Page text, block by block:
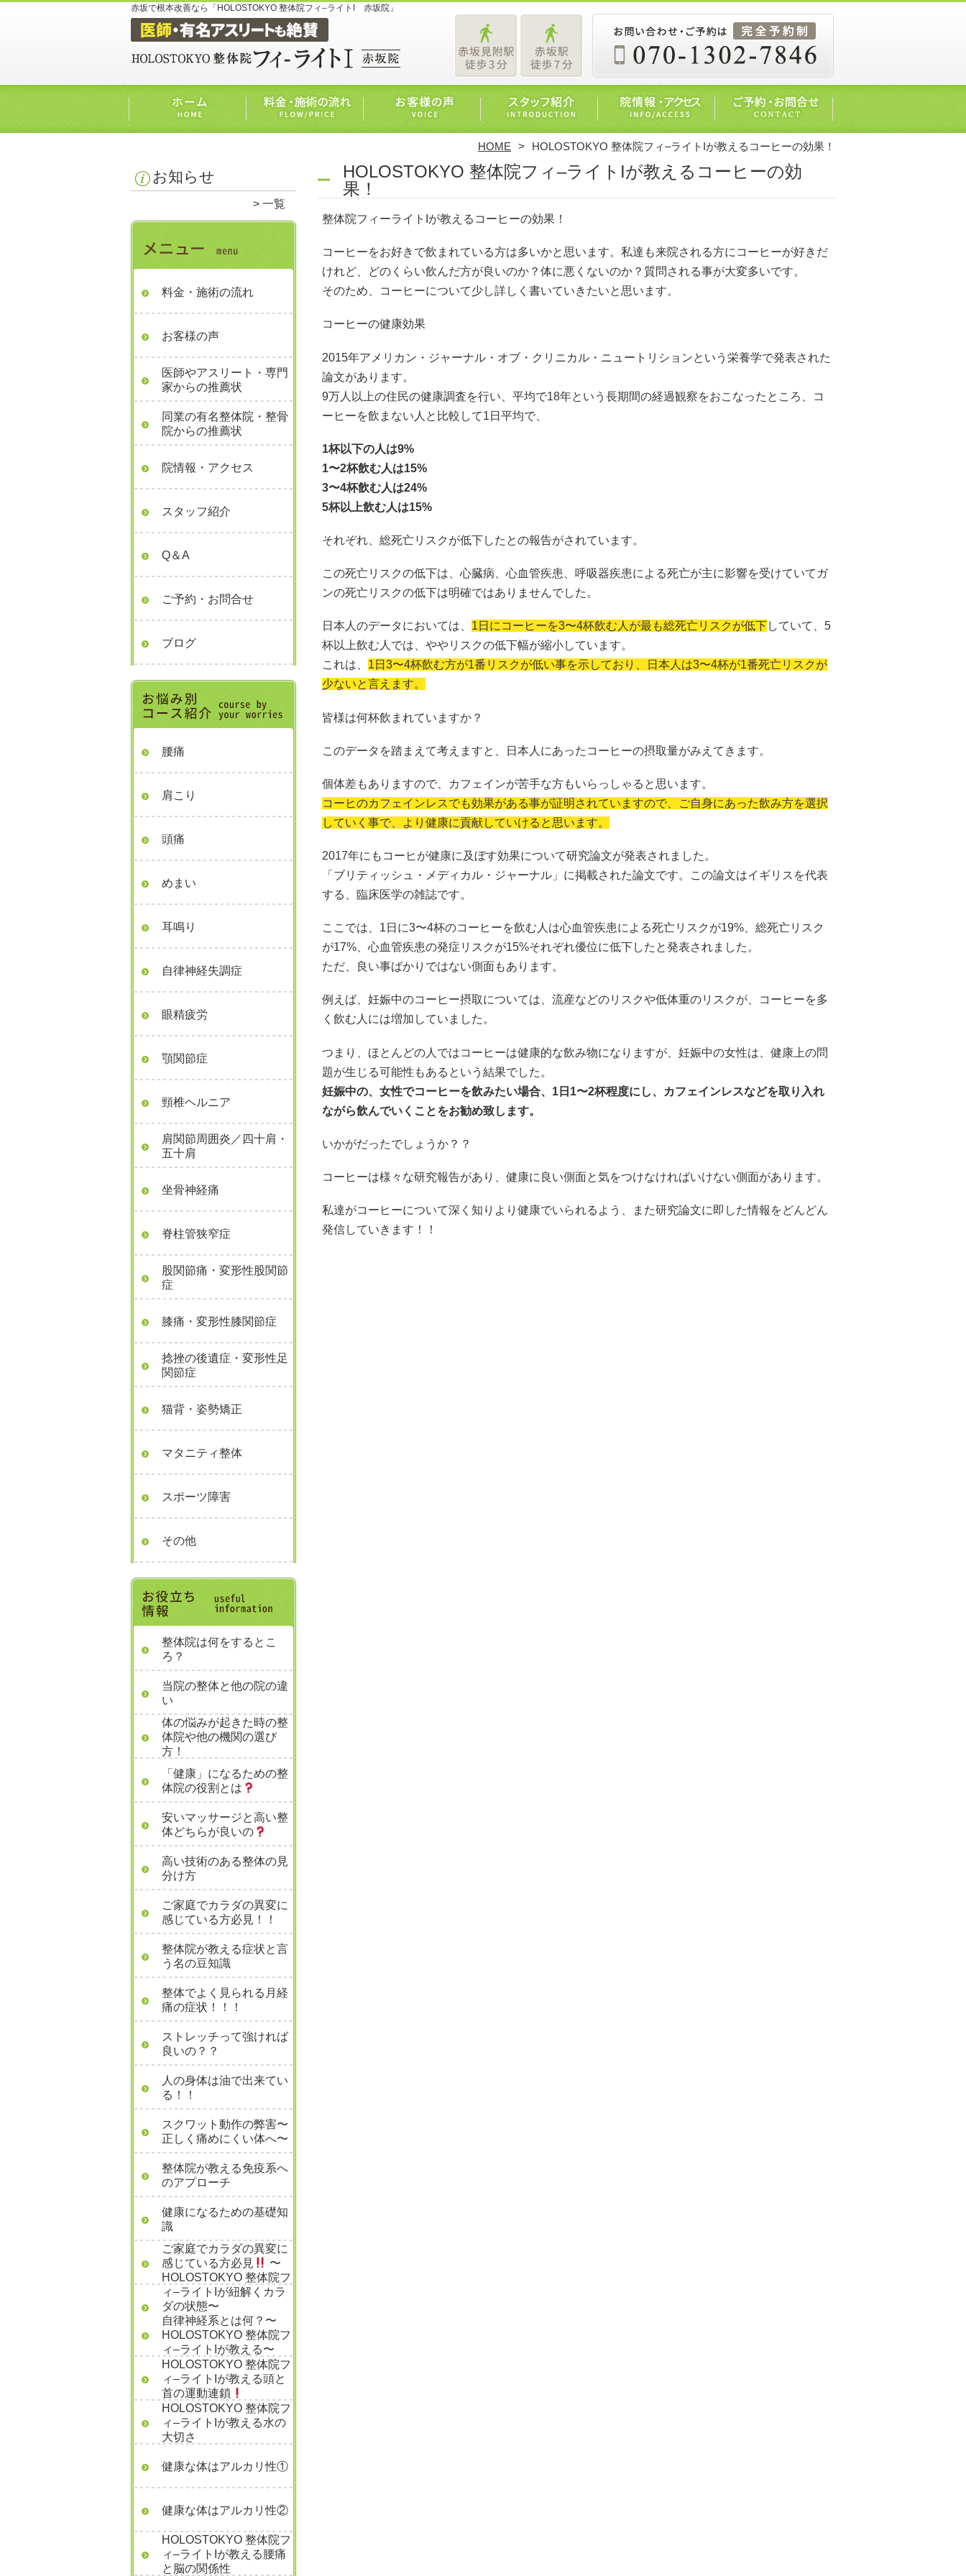
赤坂で根本改善なら「HOLOSTOKYO 整体院フィ–ライトI 赤坂院」
HOME HOLOSTOKYO 整体院フィ–ライトIが教えるコーヒーの効果！
お知らせ
一覧
料金・施術の流れ
お客様の声
医師やアスリート・専門
家からの推薦状
同業の有名整体院・整骨
院からの推薦状
院情報・アクセス
スタッフ紹介
Q＆A
ご予約・お問合せ
ブログ
腰痛
肩こり
頭痛
めまい
耳鳴り
自律神経失調症
眼精疲労
顎関節症
頸椎ヘルニア
肩関節周囲炎／四十肩・
五十肩
坐骨神経痛
脊柱管狭窄症
股関節痛・変形性股関節
症
膝痛・変形性膝関節症
捻挫の後遺症・変形性足
関節症
猫背・姿勢矯正
マタニティ整体
スポーツ障害
その他
整体院は何をするとこ
ろ？
当院の整体と他の院の違
い
体の悩みが起きた時の整
体院や他の機関の選び
方！
「健康」になるための整
体院の役割とは
安いマッサージと高い整
体どちらが良いの
高い技術のある整体の見
分け方
ご家庭でカラダの異変に
感じている方必見！！
整体院が教える症状と言
う名の豆知識
整体でよく見られる月経
痛の症状！！！
ストレッチって強ければ
良いの？？
人の身体は油で出来てい
る！！
スクワット動作の弊害〜
正しく痛めにくい体へ〜
整体院が教える免疫系へ
のアプローチ
健康になるための基礎知
識
ご家庭でカラダの異変に
感じている方必見
〜
HOLOSTOKYO 整体院フ
ィ–ライトIが紐解くカラ
ダの状態〜
自律神経系とは何？〜
HOLOSTOKYO 整体院フ
ィ–ライトIが教える〜
HOLOSTOKYO 整体院フ
ィ–ライトIが教える頭と
首の運動連鎖
HOLOSTOKYO 整体院フ
ィ–ライトIが教える水の
大切さ
健康な体はアルカリ性①
健康な体はアルカリ性②
HOLOSTOKYO 整体院フ
ィ–ライトIが教える腰痛
と脳の関係性
HOLOSTOKYO 整体院フィ–ライトIが教えるコーヒーの効
果！
整体院フィーライトIが教えるコーヒーの効果！
コーヒーをお好きで飲まれている方は多いかと思います。私達も来院される方にコーヒーが好きだ
けれど、どのくらい飲んだ方が良いのか？体に悪くないのか？質問される事が大変多いです。
そのため、コーヒーについて少し詳しく書いていきたいと思います。
コーヒーの健康効果
2015年アメリカン・ジャーナル・オブ・クリニカル・ニュートリションという栄養学で発表された
論文があります。
9万人以上の住民の健康調査を行い、平均で18年という長期間の経過観察をおこなったところ、コ
ーヒーを飲まない人と比較して1日平均で、
1杯以下の人は9%
1〜2杯飲む人は15%
3〜4杯飲む人は24%
5杯以上飲む人は15%
それぞれ、総死亡リスクが低下したとの報告がされています。
この死亡リスクの低下は、心臓病、心血管疾患、呼吸器疾患による死亡が主に影響を受けていてガ
ンの死亡リスクの低下は明確ではありませんでした。
日本人のデータにおいては、 1日にコーヒーを3〜4杯飲む人が最も総死亡リスクが低下していて、5
杯以上飲む人では、ややリスクの低下幅が縮小しています。
これは、 1日3〜4杯飲む方が1番リスクが低い事を示しており、日本人は3〜4杯が1番死亡リスクが
少ないと言えます。
皆様は何杯飲まれていますか？
このデータを踏まえて考えますと、日本人にあったコーヒーの摂取量がみえてきます。
個体差もありますので、カフェインが苦手な方もいらっしゃると思います。
コーヒのカフェインレスでも効果がある事が証明されていますので、ご自身にあった飲み方を選択
していく事で、より健康に貢献していけると思います。
2017年にもコーヒが健康に及ぼす効果について研究論文が発表されました。
「ブリティッシュ・メディカル・ジャーナル」に掲載された論文です。この論文はイギリスを代表
する、臨床医学の雑誌です。
ここでは、1日に3〜4杯のコーヒーを飲む人は心血管疾患による死亡リスクが19%、総死亡リスク
が17%、心血管疾患の発症リスクが15%それぞれ優位に低下したと発表されました。
ただ、良い事ばかりではない側面もあります。
例えば、妊娠中のコーヒー摂取については、流産などのリスクや低体重のリスクが、コーヒーを多
く飲む人には増加していました。
つまり、ほとんどの人ではコーヒーは健康的な飲み物になりますが、妊娠中の女性は、健康上の問
題が生じる可能性もあるという結果でした。
妊娠中の、女性でコーヒーを飲みたい場合、1日1〜2杯程度にし、カフェインレスなどを取り入れ
ながら飲んでいくことをお勧め致します。
いかがだったでしょうか？？
コーヒーは様々な研究報告があり、健康に良い側面と気をつけなければいけない側面があります。
私達がコーヒーについて深く知りより健康でいられるよう、また研究論文に即した情報をどんどん
発信していきます！！